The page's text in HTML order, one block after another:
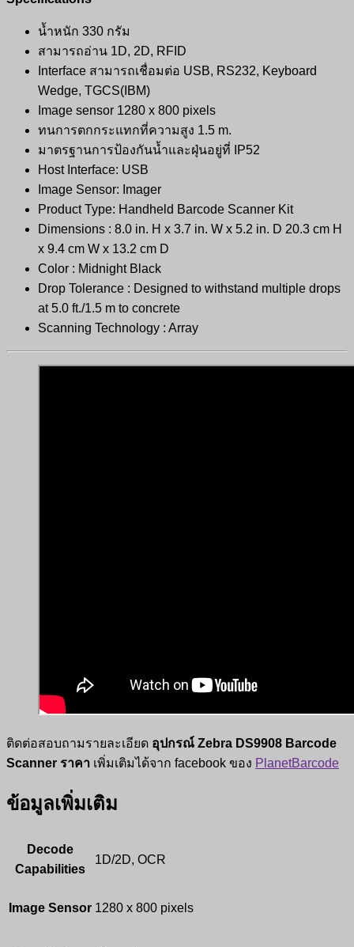
น้ำหนัก 330 กรัม
สามารถอ่าน 1D, 2D, RFID
Interface สามารถเชื่อมต่อ USB, RS232, Keyboard
Wedge, TGCS(IBM)
Image sensor 1280 x 800 pixels
ทนการตกกระแทกที่ความสูง 1.5 m.
มาตรฐานการป้องกันน้ำและฝุ่นอยู่ที่ IP52
Host Interface: USB
Image Sensor: Imager
Product Type: Handheld Barcode Scanner Kit
Dimensions : 8.0 in. H x 3.7 in. W x 5.2 in. D 20.3 cm H
x 9.4 cm W x 13.2 cm D
Color : Midnight Black
Drop Tolerance : Designed to withstand multiple drops
at 5.0 ft./1.5 m to concrete
Scanning Technology : Array
ติดต่อสอบถามรายละเอียด อุปกรณ์ Zebra DS9908 Barcode
Scanner ราคา เพิ่มเติมได้จาก facebook ของ PlanetBarcode
ข้อมูลเพิ่มเติม
Decode
Capabilities
1D/2D, OCR
Image Sensor 1280 x 800 pixels